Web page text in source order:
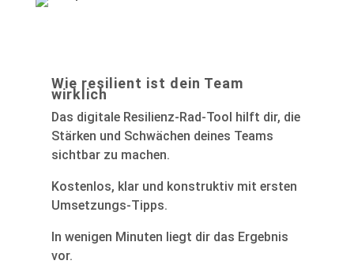
Wie resilient ist dein Team
wirklich
Das digitale Resilienz-Rad-Tool hilft dir, die
Stärken und Schwächen deines Teams
sichtbar zu machen.
Kostenlos, klar und konstruktiv mit ersten
Umsetzungs-Tipps.
In wenigen Minuten liegt dir das Ergebnis
vor.